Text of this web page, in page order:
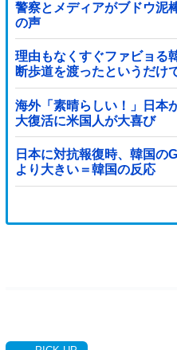
警察とメディアがブドウ泥
の声
理由もなくすぐファビョる
断歩道を渡ったというだけ
海外「素晴らしい！」日本
大復活に米国人が大喜び
日本に対抗報復時、韓国
より大きい＝韓国の反応